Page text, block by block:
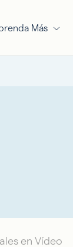
Más
en Vídeo